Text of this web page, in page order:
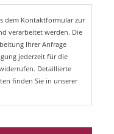
dem Kontaktformular zur
verarbeitet werden. Die
Ihrer Anfrage
jederzeit für die
Detaillierte
finden Sie in unserer